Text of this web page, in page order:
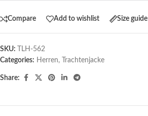
Compare Add to wishlist Size guide
SKU:
TLH-562
Categories: Herren, Trachtenjacke
Share: